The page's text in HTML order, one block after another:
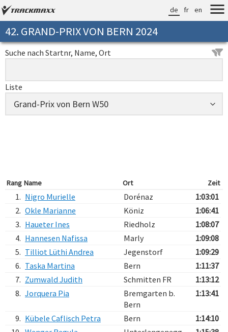
de fr en
42. GRAND-PRIX VON BERN 2024
Suche nach Startnr, Name, Ort
Liste
Rang Name Ort Zeit
1. Nigro Murielle Dorénaz
1:03:01
2. Okle Marianne Köniz
1:06:41
3. Haueter Ines Riedholz
1:08:07
4. Hannesen Nafissa Marly
1:09:08
5. Tilliot Lüthi Andrea Jegenstorf
1:09:29
6. Taska Martina Bern
1:11:37
7. Zumwald Judith Schmitten FR
1:13:12
8. Jorquera Pia
Bremgarten b.
Bern
1:13:41
9. Kübele Caflisch Petra Bern
1:14:10